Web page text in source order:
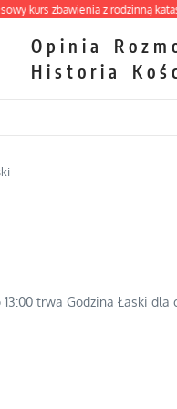
zbawienia z rodzinną katastrofą
Opinia
Historia
trwa Godzina Łaski dla